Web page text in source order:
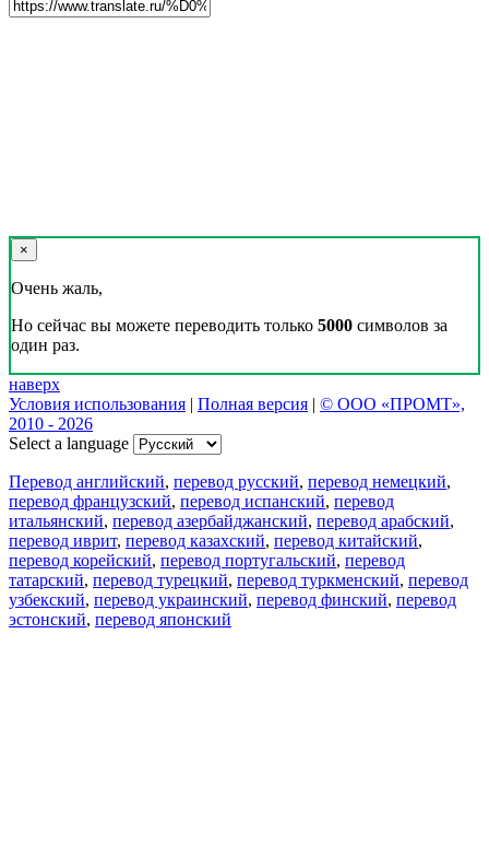
×
Очень жаль,
Но сейчас вы можете переводить только 5000 символов за
один раз.
наверх
Условия использования | Полная версия | © ООО «ПРОМТ»,
2010 - 2026
Select a language
Перевод английский, перевод русский, перевод немецкий,
перевод французский, перевод испанский, перевод
итальянский, перевод азербайджанский, перевод арабский,
перевод иврит, перевод казахский, перевод китайский,
перевод корейский, перевод португальский, перевод
татарский, перевод турецкий, перевод туркменский, перевод
узбекский, перевод украинский, перевод финский, перевод
эстонский, перевод японский